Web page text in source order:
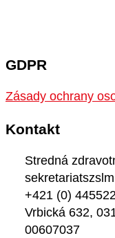
GDPR
Zásady ochrany
Kontakt
Stredná
+421 (0)
Vrbická 632,
00607037